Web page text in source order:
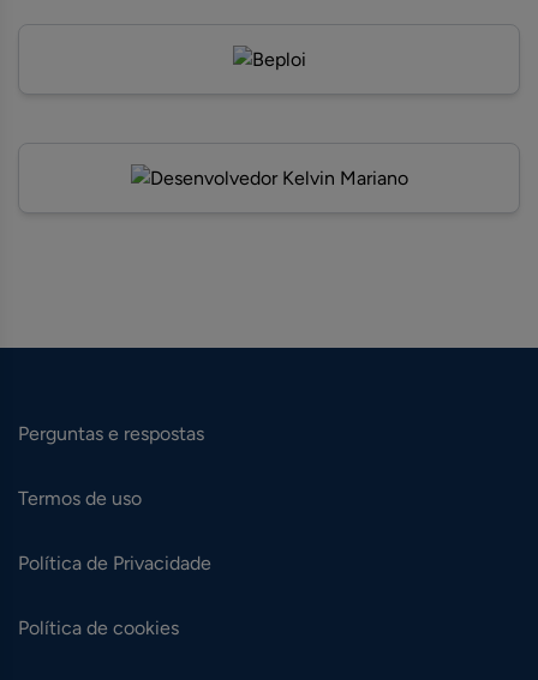
Perguntas e respostas
Termos de uso
Política de Privacidade
Política de cookies